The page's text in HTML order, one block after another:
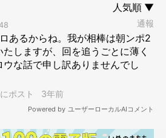
たときにはもうカピカピに乾いていた
ルちゃんは、毛色が明るいからそうい
わかる、と。
は真っ黒だから逆に茶色いものが付い